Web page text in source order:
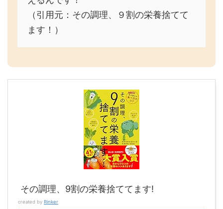
（引用元：その調理、９割の栄養捨てて
ます！）
その調理、9割の栄養捨ててます!
created by Rinker